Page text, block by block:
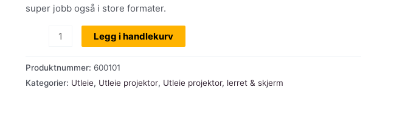
super jobb også i store formater.
Optoma
W501,
Legg i handlekurv
Produktnummer: 600101
Kategorier: Utleie, Utleie projektor, Utleie projektor, lerret & skjerm